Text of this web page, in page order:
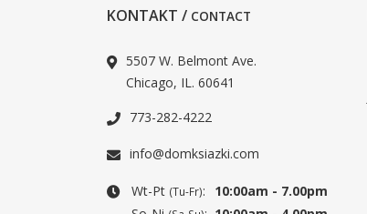
KONTAKT / CONTACT
5507 W. Belmont Ave.
Chicago, IL. 60641
773-282-4222
info@domksiazki.com
Wt-Pt (Tu-Fr):
10:00am - 7.00pm